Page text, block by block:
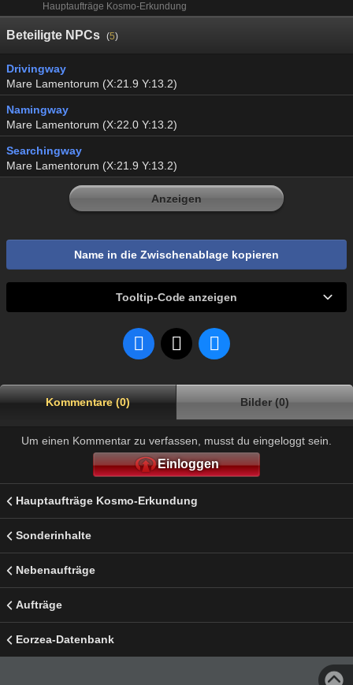
Hauptaufträge Kosmo-Erkundung
Beteiligte NPCs (5)
Drivingway
Mare Lamentorum (X:21.9 Y:13.2)
Namingway
Mare Lamentorum (X:22.0 Y:13.2)
Searchingway
Mare Lamentorum (X:21.9 Y:13.2)
Anzeigen
Name in die Zwischenablage kopieren
Tooltip-Code anzeigen
Kommentare (0) Bilder (0)
Um einen Kommentar zu verfassen, musst du eingeloggt sein.
Einloggen
Hauptaufträge Kosmo-Erkundung
Sonderinhalte
Nebenaufträge
Aufträge
Eorzea-Datenbank